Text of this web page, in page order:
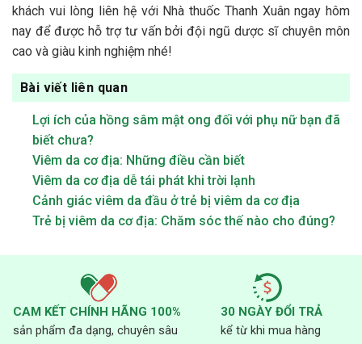
khách vui lòng liên hệ với Nhà thuốc Thanh Xuân ngay hôm
nay để được hỗ trợ tư vấn bởi đội ngũ dược sĩ chuyên môn
cao và giàu kinh nghiệm nhé!
Bài viết liên quan
Lợi ích của hồng sâm mật ong đối với phụ nữ bạn đã
biết chưa?
Viêm da cơ địa: Những điều cần biết
Viêm da cơ địa dễ tái phát khi trời lạnh
Cảnh giác viêm da đầu ở trẻ bị viêm da cơ địa
Trẻ bị viêm da cơ địa: Chăm sóc thế nào cho đúng?
CAM KẾT CHÍNH HÃNG 100%
sản phẩm đa dạng, chuyên sâu
30 NGÀY ĐỔI TRẢ
kể từ khi mua hàng